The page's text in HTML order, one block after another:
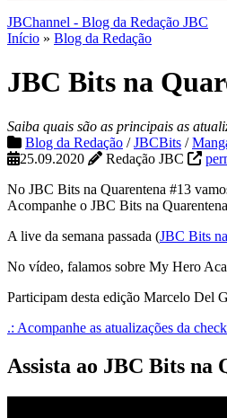
JBChannel - Blog da Redação JBC
Início » Blog da Redação
JBC Bits na
Saiba quais são as principais as
Blog da Redação /JBCBits /
25.09.2020
Redação JBC
No JBC Bits na Quarentena #13
Acompanhe o JBC Bits na
A live da semana passada (JBC Bits
No vídeo, falamos sobre My Hero
Participam desta edição Marcelo Del
.: Acompanhe as atualizações da
Assista ao JBC Bits na